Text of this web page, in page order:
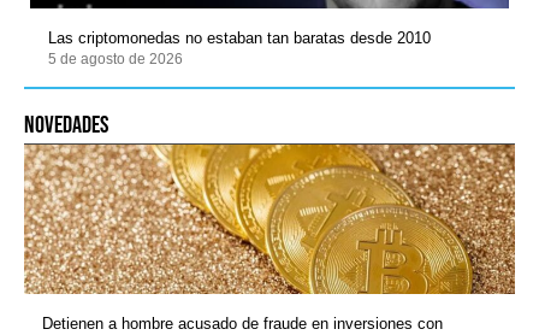
Las criptomonedas no estaban tan baratas desde 2010
5 de agosto de 2026
novedades
Detienen a hombre acusado de fraude en inversiones con